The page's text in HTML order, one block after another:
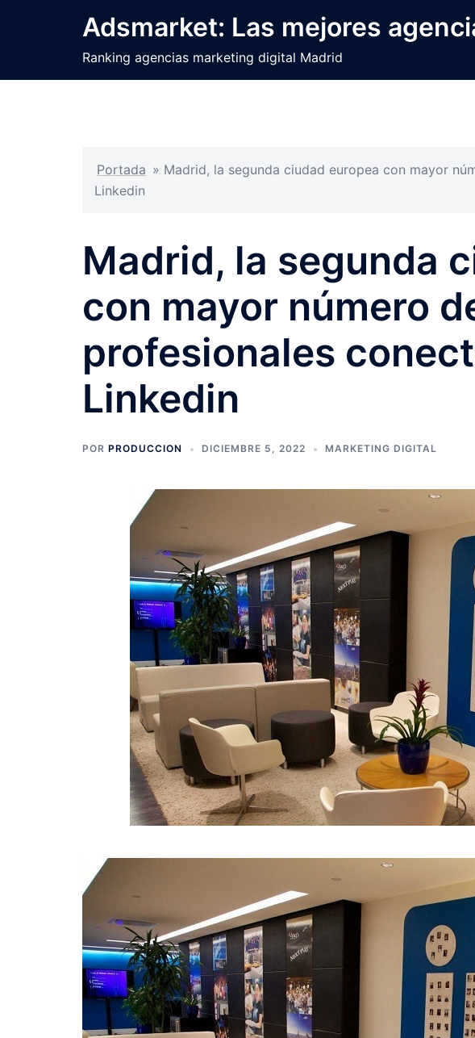
Adsmarket: Las mejores
Ranking agencias marketing digital Madrid
Portada » Madrid, la segunda ciudad europea con mayor
Linkedin
Madrid, la segunda
con mayor número
profesionales
Linkedin
POR PRODUCCION DICIEMBRE 5, 2022 MARKETING DIGITAL